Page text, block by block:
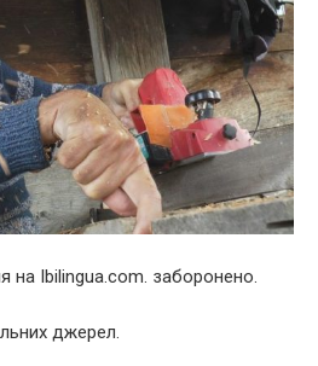
на Ibilingua.com. заборонено.
джерел.